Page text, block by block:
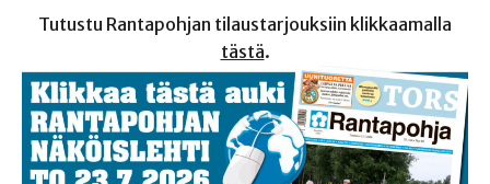
Tutustu Rantapohjan tilaustarjouksiin klikkaamalla
tästä.